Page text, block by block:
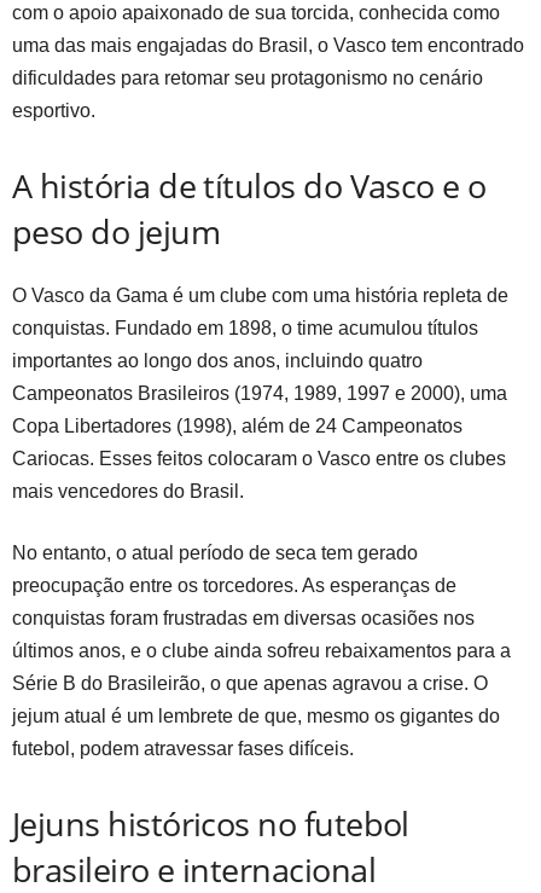
com o apoio apaixonado de sua torcida, conhecida como
uma das mais engajadas do Brasil, o Vasco tem encontrado
dificuldades para retomar seu protagonismo no cenário
esportivo.
A história de títulos do Vasco e o
peso do jejum
O Vasco da Gama é um clube com uma história repleta de
conquistas. Fundado em 1898, o time acumulou títulos
importantes ao longo dos anos, incluindo quatro
Campeonatos Brasileiros (1974, 1989, 1997 e 2000), uma
Copa Libertadores (1998), além de 24 Campeonatos
Cariocas. Esses feitos colocaram o Vasco entre os clubes
mais vencedores do Brasil.
No entanto, o atual período de seca tem gerado
preocupação entre os torcedores. As esperanças de
conquistas foram frustradas em diversas ocasiões nos
últimos anos, e o clube ainda sofreu rebaixamentos para a
Série B do Brasileirão, o que apenas agravou a crise. O
jejum atual é um lembrete de que, mesmo os gigantes do
futebol, podem atravessar fases difíceis.
Jejuns históricos no futebol
brasileiro e internacional